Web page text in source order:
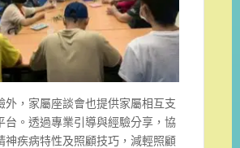
外，家屬座談會也提供家屬相互支
台。透過專業引導與經驗分享，協
神疾病特性及照顧技巧，減輕照顧